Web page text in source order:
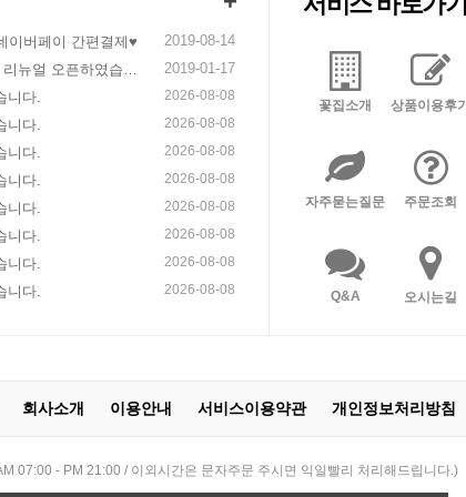
이버페이 간편결제♥
2019-08-14
뉴얼 오픈하였습니
2019-01-17
니다.
2026-08-08
니다. 2026-08-08
니다. 2026-08-08
니다. 2026-08-08
니다. 2026-08-08
니다. 2026-08-08
니다. 2026-08-08
니다. 2026-08-08
꽃집소개 상품이용후기
자주묻는질문 주문조회
Q&A 오시는길
회사소개 이용안내 서비스이용약관 개인정보처리방침
07:00 - PM 21:00 / 이외시간은 문자주문 주시면 익일빨리 처리해드립니다.)